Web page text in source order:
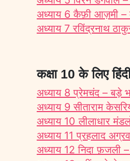
अध्याय 6 कैफ़ी आज़मी –
अध्याय 7 रविंद्रनाथ
कक्षा 10 के लिए
अध्याय 8 प्रेमचंद – बड़े
अध्याय 9 सीताराम
अध्याय 10 लीलाधार
अध्याय 11 प्रहलाद
अध्याय 12 निदा फ़जली